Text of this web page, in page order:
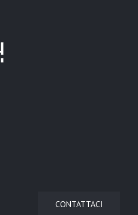
CONTATTACI